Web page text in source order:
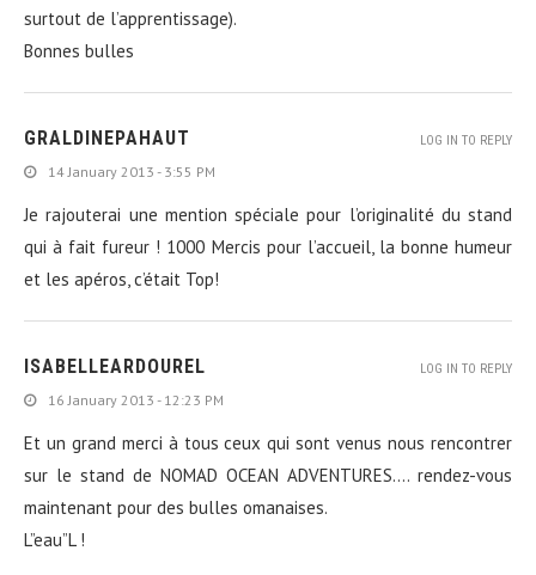
surtout de l’apprentissage).
Bonnes bulles
GRALDINEPAHAUT
14 January 2013 - 3:55 PM
Je rajouterai une mention spéciale pour l’originalité du stand
qui à fait fureur ! 1000 Mercis pour l’accueil, la bonne humeur
et les apéros, c’était Top!
LOG IN TO REPLY
ISABELLEARDOUREL
16 January 2013 - 12:23 PM
Et un grand merci à tous ceux qui sont venus nous rencontrer
sur le stand de NOMAD OCEAN ADVENTURES…. rendez-vous
maintenant pour des bulles omanaises.
L”eau”L !
LOG IN TO REPLY